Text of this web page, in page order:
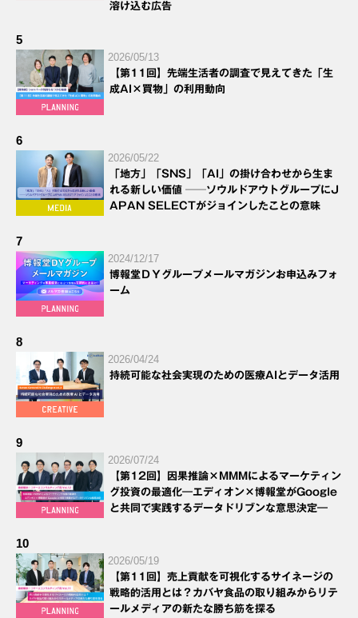
溶け込む広告
5
2026/05/13
【第11回】先端生活者の調査で見えてきた「生
成AI×買物」の利用動向
6
2026/05/22
「地方」「SNS」「AI」の掛け合わせから生ま
れる新しい価値 ──ソウルドアウトグループにJ
APAN SELECTがジョインしたことの意味
7
2024/12/17
博報堂ＤＹグループメールマガジンお申込みフォ
ーム
8
2026/04/24
持続可能な社会実現のための医療AIとデータ活用
9
2026/07/24
【第12回】因果推論×MMMによるマーケティン
グ投資の最適化―エディオン×博報堂がGoogle
と共同で実践するデータドリブンな意思決定―
10
2026/05/19
【第11回】売上貢献を可視化するサイネージの
戦略的活用とは？カバヤ食品の取り組みからリテ
ールメディアの新たな勝ち筋を探る